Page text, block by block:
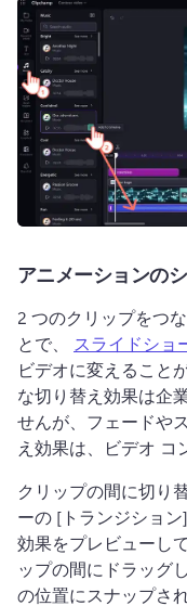
アニメーションの
2 つのクリップをつ
とで、 スライドショ
ビデオに変えること
な切り替え効果は企
せんが、フェードや
え効果は、ビデオ コ
クリップの間に切り
ーの [トランジション
効果をプレビューし
ップの間にドラッグし
の位置にスナップされ